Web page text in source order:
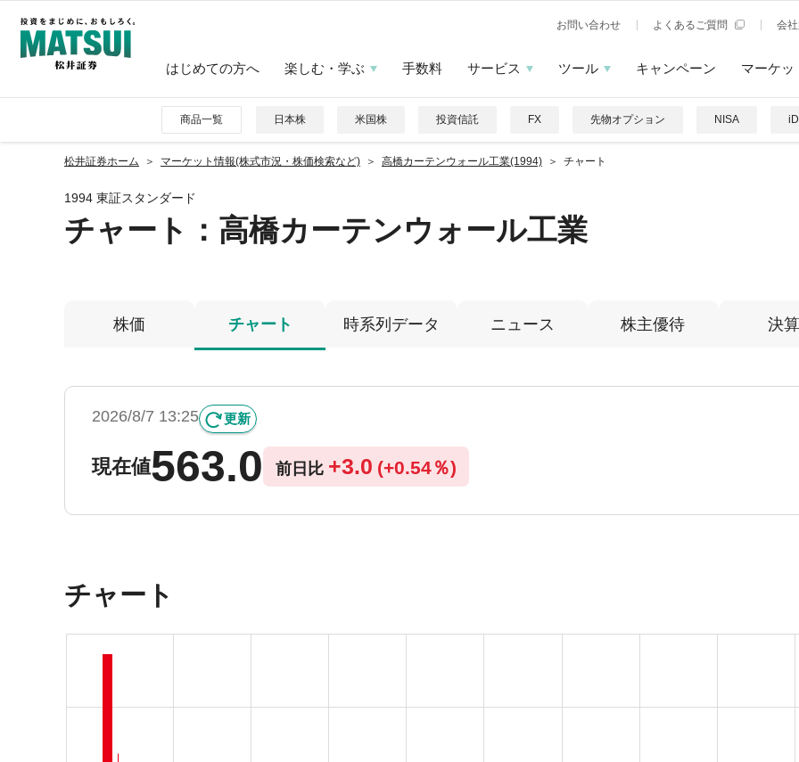
お問い合わせ よくあるご質問 会
はじめての方へ 楽しむ・学ぶ 手数料 サービス ツール キャンペーン マーケッ
商品一覧 日本株 米国株 投資信託 FX 先物オプション NISA
松井証券ホーム マーケット情報(株式市況・株価検索など) 高橋カーテンウォール工業(1994) チャート
1994 東証スタンダード
チャート： 高橋カーテンウォール工業
株価 チャート 時系列データ ニュース 株主優待 決算
2026/8/7 13:25 更新
現在値563.0 前日比 +3.0 (+0.54％)
チャート